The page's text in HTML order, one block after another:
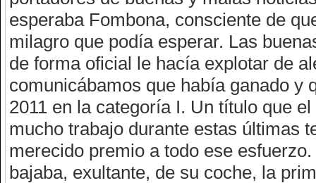
esperaba Fombona, consciente de
milagro que podía esperar. Las
de forma oficial le hacía explotar de
comunicábamos que había ganado y
2011 en la categoría I. Un título que
mucho trabajo durante estas últimas
merecido premio a todo ese
bajaba, exultante, de su coche, la